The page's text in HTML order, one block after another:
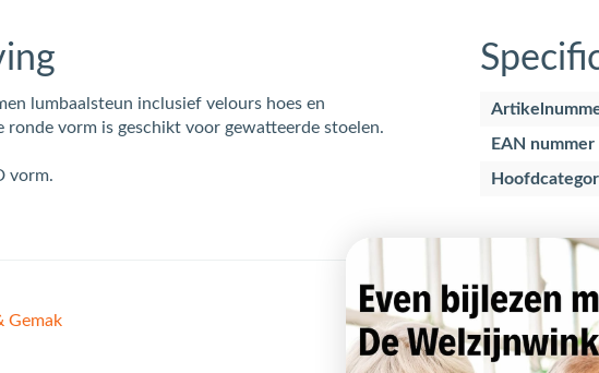
lumbaalsteun inclusief velours hoes en
ronde vorm is geschikt voor gewatteerde stoelen.
vorm.
EAN nummer
Gemak